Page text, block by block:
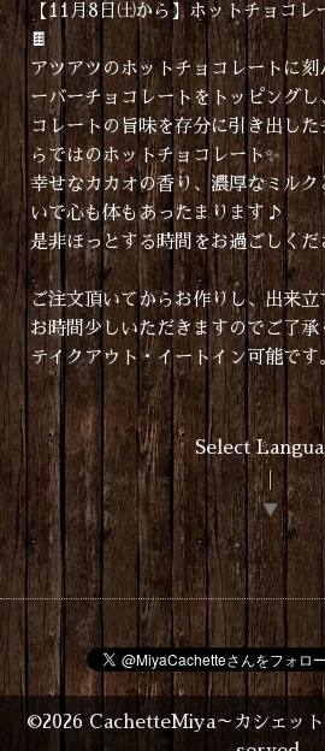
【11月8日㈯から】ホットチョコレ
🍫
アツアツのホットチョコレートに
ーバーチョコレートをトッピング
コレートの旨味を存分に引き出し
らではのホットチョコレート✨
幸せなカカオの香り、濃厚なミル
いで心も体もあったまります♪
是非ほっとする時間をお過ごしく
ご注文頂いてからお作りし、出来
お時間少しいただきますのでご了承
テイクアウト・イートイン可能です
Select
▼
©2026 CachetteMiya～カシェット